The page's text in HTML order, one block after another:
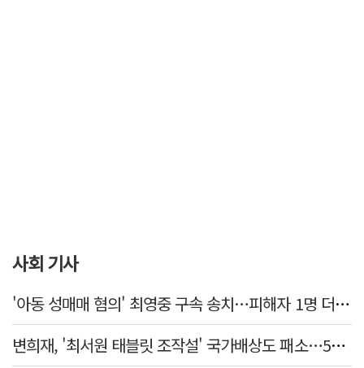
사회 기사
'아동 성매매 혐의' 최영중 구속 송치…피해자 1명 더 있었다
변희재, '최서원 태블릿 조작설' 국가배상도 패소…5천만원 청구 기각